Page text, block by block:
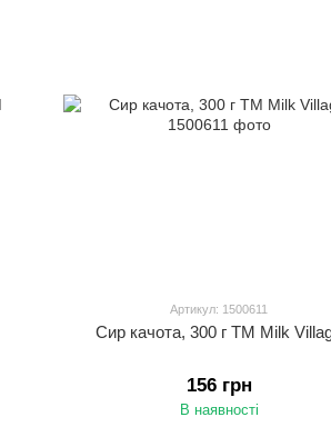
Артикул: 1500611
Сир качота, 300 г ТМ Milk
156 грн
В наявності